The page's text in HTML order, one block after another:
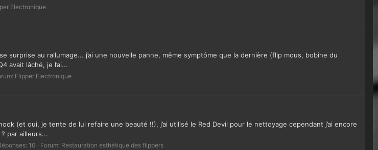
Electronique
au rallumage... j’ai une nouvelle panne, même symptôme que la dernière (flip mous, bobine du
avait lâché, je l’ai...
Flipper Electronique
(et oui, je tente de lui refaire une beauté !!), j’ai utilisé le Red Devil pour le nettoyage cependant j’ai encore
par ailleurs...
10 Forum: Restauration esthétique des flippers